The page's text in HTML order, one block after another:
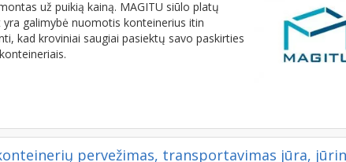
už puikią kainą. MAGITU siūlo platų
galimybė nuomotis konteinerius itin
kad kroviniai saugiai pasiektų savo paskirties
konteinerių pervežimas, transportavimas jūra,